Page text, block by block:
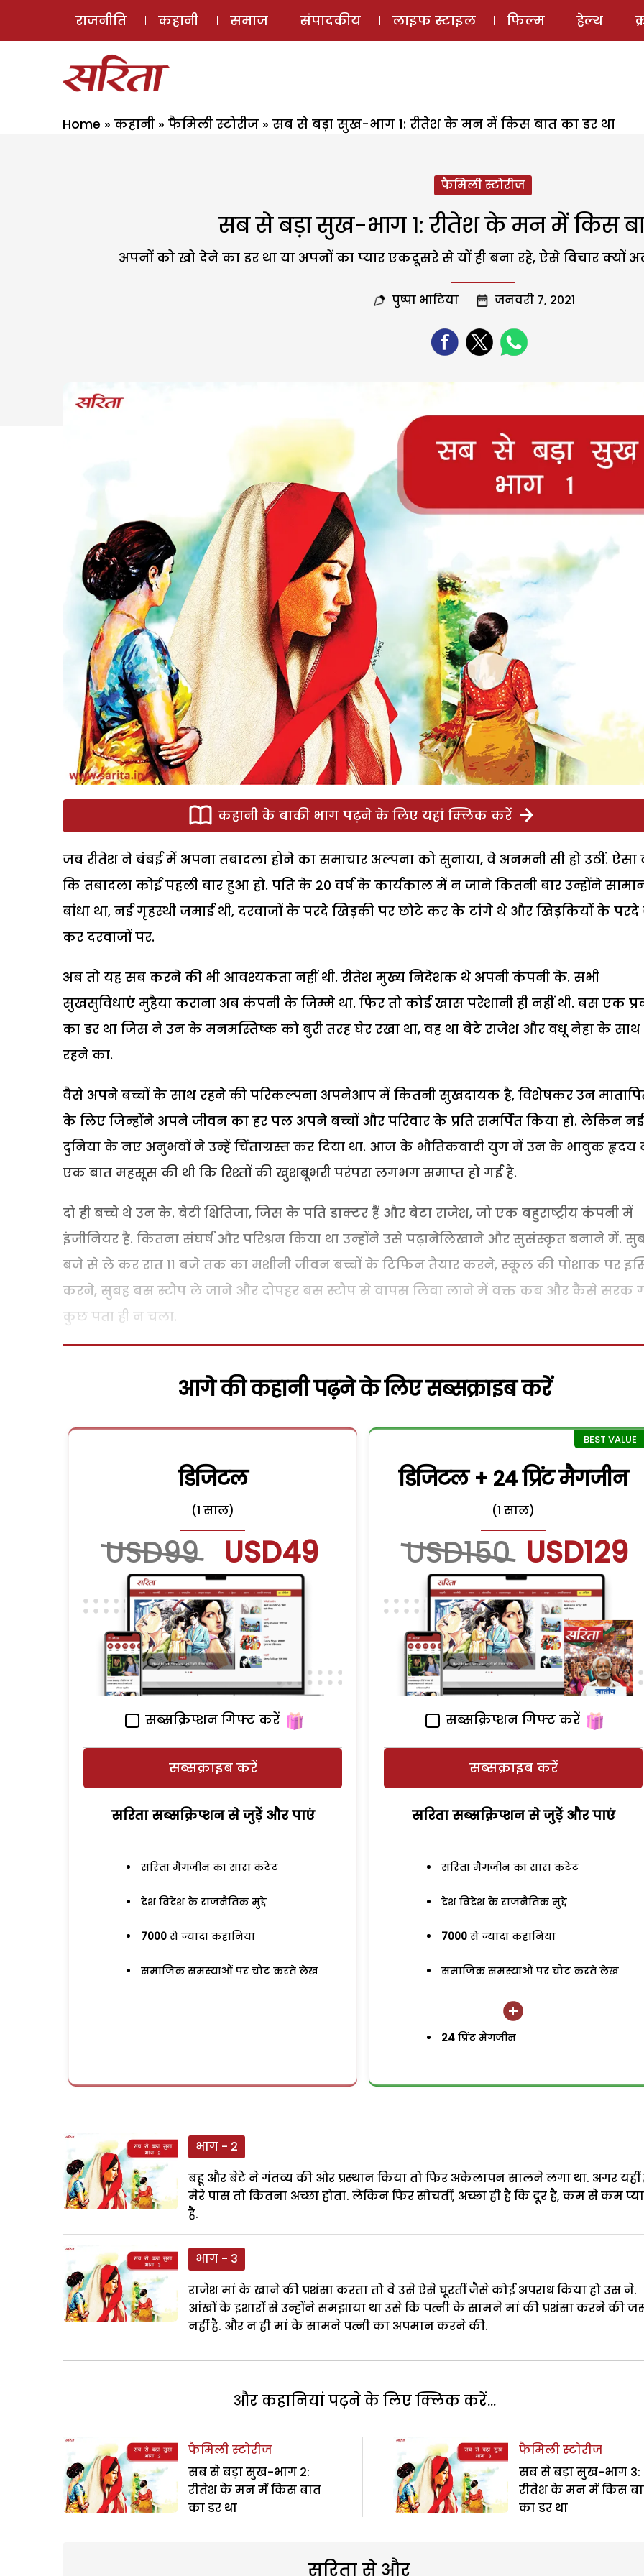
ई-मैगज़ीन
राजनीति कहानी समाज संपादकीय लाइफ स्टाइल फिल्म हेल्थ
Home » कहानी » फैमिली स्टोरीज » सब से बड़ा सुख-भाग 1: रीतेश के मन में किस बात का डर था
फैमिली स्टोरीज
सब से बड़ा सुख-भाग 1: रीतेश के मन में किस
अपनों को खो देने का डर था या अपनों का प्यार एकदूसरे से यों ही बना रहे, ऐसे विचार
पुष्पा भाटिया जनवरी 7, 2021
कहानी के बाकी भाग पढ़ने के लिए यहां क्लिक करें
जब रीतेश ने बंबई में अपना तबादला होने का समाचार अल्पना को सुनाया, वे अनमनी सी हो उठीं. ऐसा
कि तबादला कोई पहली बार हुआ हो. पति के 20 वर्ष के कार्यकाल में न जाने कितनी बार उन्होंने
बांधा था, नई गृहस्थी जमाई थी, दरवाजों के परदे खिड़की पर छोटे कर के टांगे थे और खिड़कियों के परदे
कर दरवाजों पर.
अब तो यह सब करने की भी आवश्यकता नहीं थी. रीतेश मुख्य निदेशक थे अपनी कंपनी के. सभी
सुखसुविधाएं मुहैया कराना अब कंपनी के जिम्मे था. फिर तो कोई खास परेशानी ही नहीं थी. बस एक
का डर था जिस ने उन के मनमस्तिष्क को बुरी तरह घेर रखा था, वह था बेटे राजेश और वधू नेहा के साथ
रहने का.
वैसे अपने बच्चों के साथ रहने की परिकल्पना अपनेआप में कितनी सुखदायक है, विशेषकर उन
के लिए जिन्होंने अपने जीवन का हर पल अपने बच्चों और परिवार के प्रति समर्पित किया हो. लेकिन नई
दुनिया के नए अनुभवों ने उन्हें चिंताग्रस्त कर दिया था. आज के भौतिकवादी युग में उन के भावुक हृदय
एक बात महसूस की थी कि रिश्तों की खुशबूभरी परंपरा लगभग समाप्त हो गई है.
दो ही बच्चे थे उन के. बेटी क्षितिजा, जिस के पति डाक्टर हैं और बेटा राजेश, जो एक बहुराष्ट्रीय कंपनी में
इंजीनियर है. कितना संघर्ष और परिश्रम किया था उन्होंने उसे पढ़ानेलिखाने और सुसंस्कृत बनाने में.
बजे से ले कर रात 11 बजे तक का मशीनी जीवन बच्चों के टिफिन तैयार करने, स्कूल की पोशाक पर
करने, सुबह बस स्टौप ले जाने और दोपहर बस स्टौप से वापस लिवा लाने में वक्त कब और कैसे सरक
कुछ पता ही न चला.
आगे की कहानी पढ़ने के लिए सब्सक्राइब करें
डिजिटल
(1 साल)
USD99 USD49
सब्सक्रिप्शन गिफ्ट करें
सब्सक्राइब करें
सरिता सब्सक्रिप्शन से जुड़ेें और पाएं
सरिता मैगजीन का सारा कंटेंट
देश विदेश के राजनैतिक मुद्दे
7000 से ज्यादा कहानियां
समाजिक समस्याओं पर चोट करते लेख
डिजिटल + 24 प्रिंट मैगजीन
(1 साल)
USD150 USD129
सब्सक्रिप्शन गिफ्ट करें
सब्सक्राइब करें
सरिता सब्सक्रिप्शन से जुड़ेें और पाएं
सरिता मैगजीन का सारा कंटेंट
देश विदेश के राजनैतिक मुद्दे
7000 से ज्यादा कहानियां
समाजिक समस्याओं पर चोट करते लेख
24 प्रिंट मैगजीन
भाग - 2
बहू और बेटे ने गंतव्य की ओर प्रस्थान किया तो फिर अकेलापन सालने लगा था. अगर यहीं
मेरे पास तो कितना अच्छा होता. लेकिन फिर सोचतीं, अच्छा ही है कि दूर है, कम से कम
है.
भाग - 3
राजेश मां के खाने की प्रशंसा करता तो वे उसे ऐसे घूरतीं जैसे कोई अपराध किया हो उस ने.
आंखों के इशारों से उन्होंने समझाया था उसे कि पत्नी के सामने मां की प्रशंसा करने की
नहीं है. और न ही मां के सामने पत्नी का अपमान करने की.
और कहानियां पढ़ने के लिए क्लिक करें...
फैमिली स्टोरीज
सब से बड़ा सुख-भाग 2:
रीतेश के मन में किस बात
का डर था
फैमिली स्टोरीज
सब से बड़ा सुख-भाग 3:
रीतेश के मन में किस
का डर था
सरिता से और